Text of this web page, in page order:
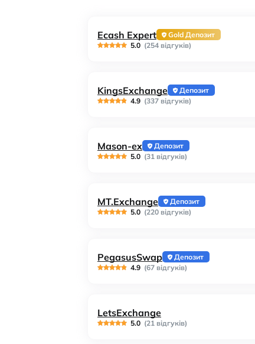
Ecash Expert
Gold Депозит
5.0 (254 відгуків)
KingsExchange
Депозит
4.9 (337 відгуків)
Mason-ex
Депозит
5.0 (31 відгуків)
MT.Exchange
Депозит
5.0 (220 відгуків)
PegasusSwap
Депозит
4.9 (67 відгуків)
LetsExchange
5.0 (21 відгуків)